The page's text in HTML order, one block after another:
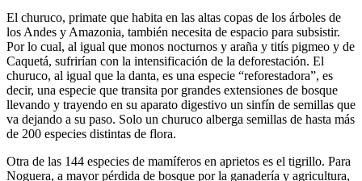
El churuco, primate que habita en las altas copas de los árboles de
los Andes y Amazonia, también necesita de espacio para subsistir.
Por lo cual, al igual que monos nocturnos y araña y titís pigmeo y de
Caquetá, sufrirían con la intensificación de la deforestación. El
churuco, al igual que la danta, es una especie “reforestadora”, es
decir, una especie que transita por grandes extensiones de bosque
llevando y trayendo en su aparato digestivo un sinfín de semillas que
va dejando a su paso. Solo un churuco alberga semillas de hasta más
de 200 especies distintas de flora.
Otra de las 144 especies de mamíferos en aprietos es el tigrillo. Para
Noguera, a mayor pérdida de bosque por la ganadería y agricultura,